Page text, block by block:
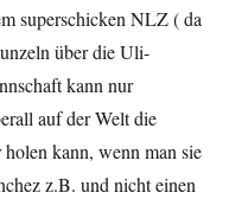
superschicken NLZ ( da
über die Uli-
kann nur
auf der Welt die
kann, wenn man sie
z.B. und nicht einen